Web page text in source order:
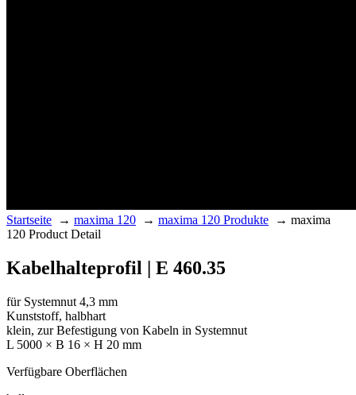
Startseite → maxima 120 → maxima 120 Produkte → maxima
120 Product Detail
Kabelhalteprofil | E 460.35
für Systemnut 4,3 mm
Kunststoff, halbhart
klein, zur Befestigung von Kabeln in Systemnut
L 5000 × B 16 × H 20 mm
Verfügbare Oberflächen